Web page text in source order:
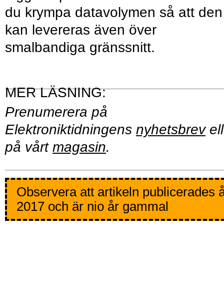
du krympa datavolymen så att den
kan levereras även över
smalbandiga gränssnitt.
Prenumerera på
Elektroniktidningens nyhetsbrev
på vårt magasin.
Observera att artikeln publicerades
2017 och är nio år gammal